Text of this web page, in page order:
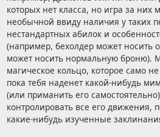
которых нет класса, но игра за них
необычной ввиду наличия у таких
нестандартных абилок и
(например, бехолдер может носить
может носить нормальную броню).
магическое кольцо, которое само
пока тебя наденет какой-нибудь
(или приманить его
контролировать все его движения,
какие-нибудь изученные